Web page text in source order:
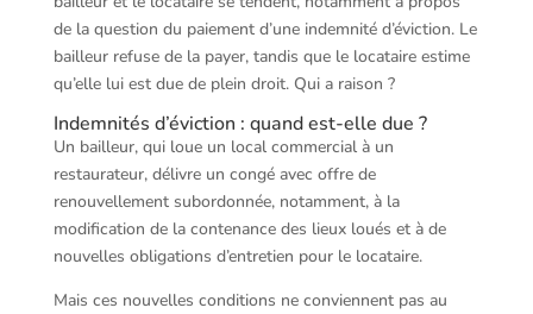
de la question du paiement d’une indemnité d’éviction. Le
bailleur refuse de la payer, tandis que le locataire estime
qu’elle lui est due de plein droit. Qui a raison ?
Indemnités d’éviction : quand est-elle due ?
Un bailleur, qui loue un local commercial à un
restaurateur, délivre un congé avec offre de
renouvellement subordonnée, notamment, à la
modification de la contenance des lieux loués et à de
nouvelles obligations d’entretien pour le locataire.
Mais ces nouvelles conditions ne conviennent pas au